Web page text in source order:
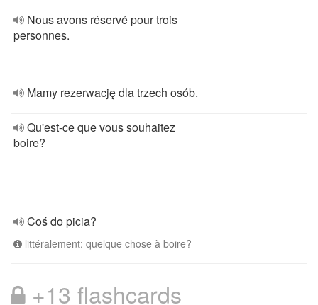
Nous avons réservé pour trois
personnes.
Mamy rezerwację dla trzech osób.
Qu'est-ce que vous souhaitez
boire?
Coś do picia?
littéralement: quelque chose à boire?
+13 flashcards